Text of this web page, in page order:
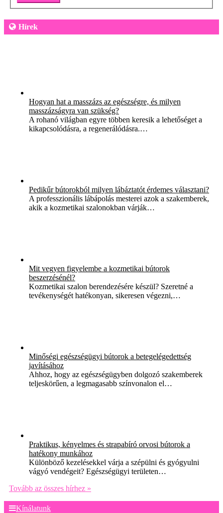
Hírek
Hogyan hat a masszázs az egészségre, és milyen
masszázságyra van szükség?
A rohanó világban egyre többen keresik a lehetőséget a
kikapcsolódásra, a regenerálódásra.…
Pedikűr bútorokból milyen lábáztatót érdemes választani?
A professzionális lábápolás mesterei azok a szakemberek,
akik a kozmetikai szalonokban várják…
Mit vegyen figyelembe a kozmetikai bútorok
beszerzésénél?
Kozmetikai szalon berendezésére készül? Szeretné a
tevékenységét hatékonyan, sikeresen végezni,…
Minőségi egészségügyi bútorok a betegelégedettség
javításához
Ahhoz, hogy az egészségügyben dolgozó szakemberek
teljeskörűen, a legmagasabb színvonalon el…
Praktikus, kényelmes és strapabíró orvosi bútorok a
hatékony munkához
Különböző kezelésekkel várja a szépülni és gyógyulni
vágyó vendégeit? Egészségügyi területen…
Tovább az összes hírhez »
Kínálatunk